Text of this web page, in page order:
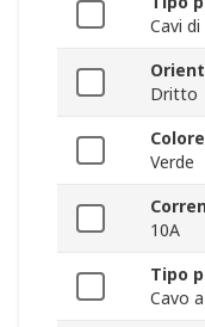
Cavi
Dritto
Colore
Verde
10A
Tipo
Cavo